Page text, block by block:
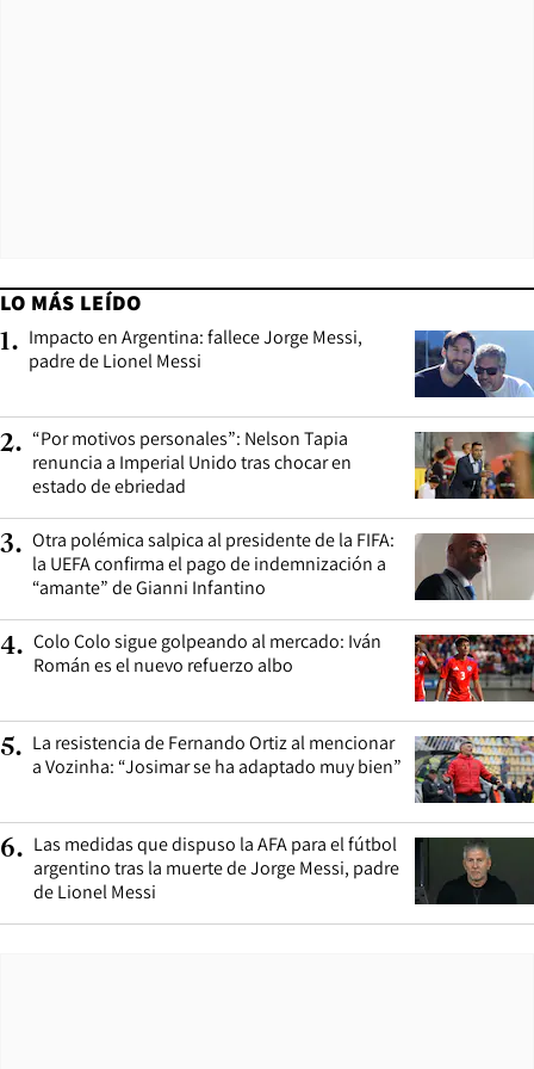
LO MÁS LEÍDO
1. Impacto en Argentina: fallece Jorge Messi,
padre de Lionel Messi
2. “Por motivos personales”: Nelson Tapia
renuncia a Imperial Unido tras chocar en
estado de ebriedad
3. Otra polémica salpica al presidente de la FIFA:
la UEFA confirma el pago de indemnización a
“amante” de Gianni Infantino
4. Colo Colo sigue golpeando al mercado: Iván
Román es el nuevo refuerzo albo
5. La resistencia de Fernando Ortiz al mencionar
a Vozinha: “Josimar se ha adaptado muy bien”
6. Las medidas que dispuso la AFA para el fútbol
argentino tras la muerte de Jorge Messi, padre
de Lionel Messi